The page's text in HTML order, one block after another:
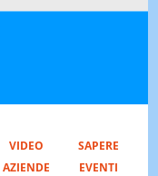
VIDEO
SAPERE
AZIENDE EVENTI